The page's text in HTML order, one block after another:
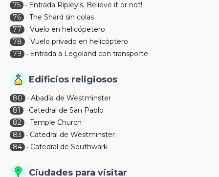
75 - Entrada Ripley's, Believe it or not!
76 - The Shard sin colas
77
- Vuelo en helicópetero
78
- Vuelo privado en helicóptero
79
- Entrada a Legoland con transporte
Edificios religiosos
80 - Abadía de Westminster
81
- Catedral de San Pablo
82 - Temple Church
83
- Catedral de Westminster
84 - Catedral de Southwark
Ciudades para visitar